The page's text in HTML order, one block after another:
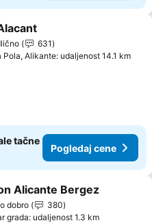
u favorite
631
Pola, Alikante: udaljenost 14.1 km
tačne
Pogledaj cene
u favorite
Alicante Bergez
dobro
380
grada: udaljenost 1.3 km